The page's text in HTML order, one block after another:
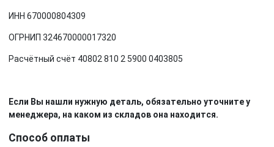
ИНН 670000804309
ОГРНИП 324670000017320
Расчётный счёт 40802 810 2 5900 0403805
Если Вы нашли нужную деталь, обязательно уточните у
менеджера, на каком из складов она находится.
Способ оплаты